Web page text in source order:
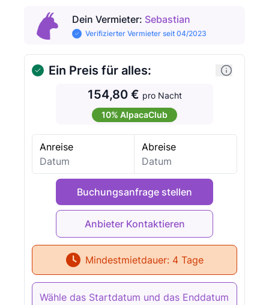
Dein Vermieter: Sebastian
Verifizierter Vermieter seit 04/2023
Ein Preis für alles:
154,80 € pro Nacht
10% AlpacaClub
Anreise Abreise
Buchungsanfrage stellen
Mindestmietdauer: 4 Tage
Wähle das Startdatum und das Enddatum